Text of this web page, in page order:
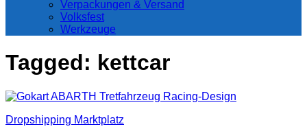
Verpackungen & Versand
Volksfest
Werkzeuge
Tagged: kettcar
Dropshipping Marktplatz